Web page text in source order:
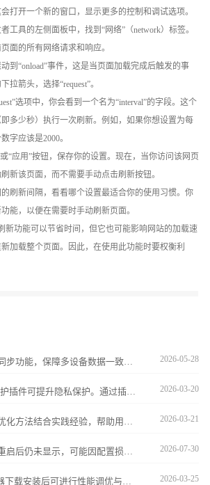
打开一个新的窗口，显示更多的控制和调试选项。
工具的左侧面板中，找到“网络”（network）标签。
面的所有网络请求和响应。
到“onload”事件，这是当页面加载完成后触发的事
拉箭头，选择“request”。
选项中，你会看到一个名为“interval”的字段。这个
多少秒）执行一次刷新。例如，如果你想设置为每
字应该是2000。
“应用”按钮，保存你的设置。现在，当你访问该网页
新该页面，而不需要手动点击刷新按钮。
刷新间隔，看看哪个设置最适合你的使用习惯。你
能，以便在需要时手动刷新页面。
新功能可以节省时间，但它也可能影响网站的加载速
加载整个页面。因此，在使用此功能时要权衡利
2026-05-28
2026-03-20
2026-03-21
2026-07-30
2026-03-25